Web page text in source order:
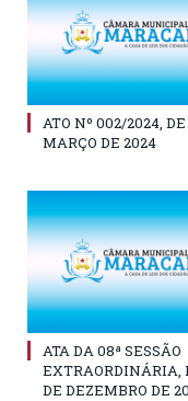
ATO Nº 002/2024,
MARÇO DE 2024
ATA DA 08ª SESSÃO
EXTRAORDINÁRIA,
DE DEZEMBRO DE